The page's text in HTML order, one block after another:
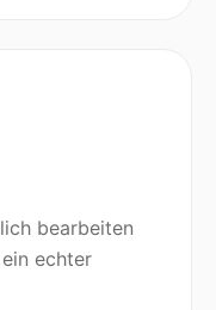
bearbeiten
echter